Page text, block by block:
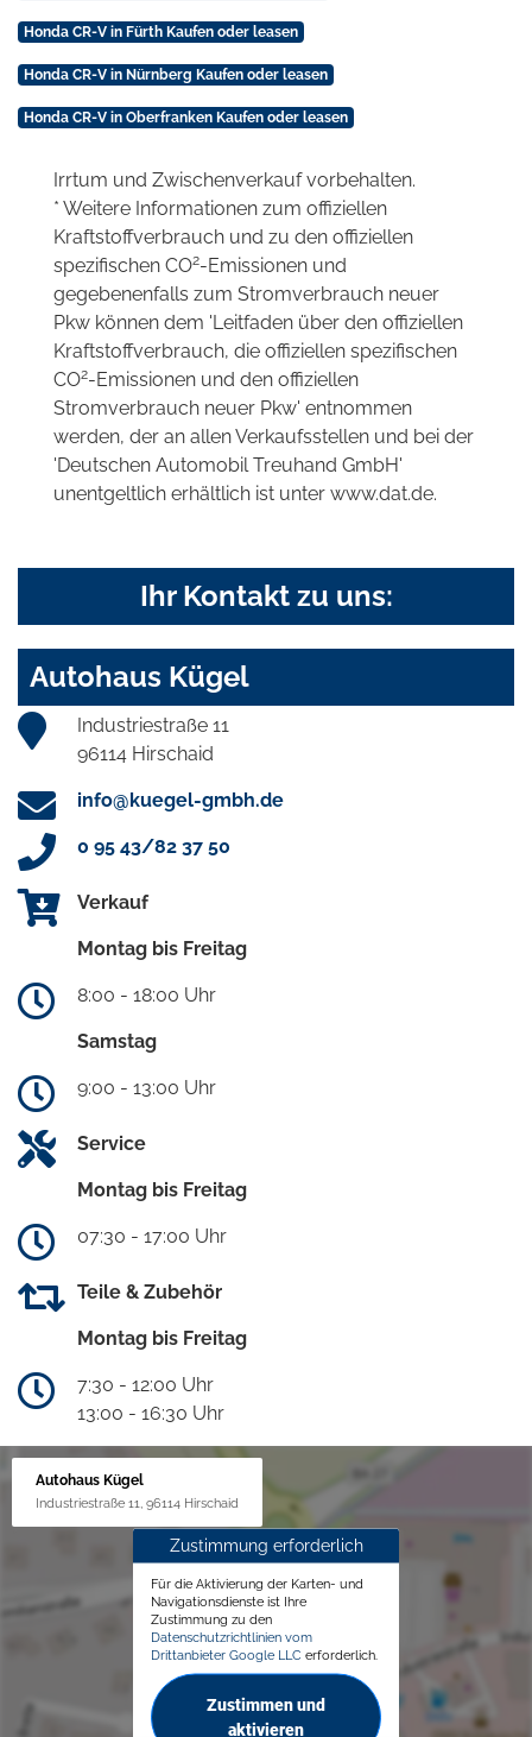
Honda CR-V in Fürth Kaufen oder leasen
Honda CR-V in Nürnberg Kaufen oder leasen
Honda CR-V in Oberfranken Kaufen oder leasen
Irrtum und Zwischenverkauf vorbehalten.
* Weitere Informationen zum offiziellen
Kraftstoffverbrauch und zu den offiziellen
spezifischen CO2-Emissionen und
gegebenenfalls zum Stromverbrauch neuer
Pkw können dem 'Leitfaden über den offiziellen
Kraftstoffverbrauch, die offiziellen spezifischen
CO2-Emissionen und den offiziellen
Stromverbrauch neuer Pkw' entnommen
werden, der an allen Verkaufsstellen und bei der
'Deutschen Automobil Treuhand GmbH'
unentgeltlich erhältlich ist unter www.dat.de.
Ihr Kontakt zu uns:
Autohaus Kügel
Industriestraße 11
96114 Hirschaid
info@kuegel-gmbh.de
0 95 43/82 37 50
Verkauf
Montag bis Freitag
8:00 - 18:00 Uhr
Samstag
9:00 - 13:00 Uhr
Service
Montag bis Freitag
07:30 - 17:00 Uhr
Teile & Zubehör
Montag bis Freitag
7:30 - 12:00 Uhr
13:00 - 16:30 Uhr
Autohaus Kügel
Industriestraße 11, 96114 Hirschaid
Zustimmung erforderlich
Für die Aktivierung der Karten- und
Navigationsdienste ist Ihre
Zustimmung zu den
Datenschutzrichtlinien vom
Drittanbieter Google LLC erforderlich.
Zustimmen und
aktivieren